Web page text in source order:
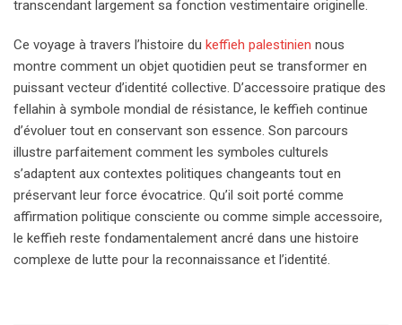
transcendant largement sa fonction vestimentaire originelle.
Ce voyage à travers l’histoire du keffieh palestinien nous
montre comment un objet quotidien peut se transformer en
puissant vecteur d’identité collective. D’accessoire pratique des
fellahin à symbole mondial de résistance, le keffieh continue
d’évoluer tout en conservant son essence. Son parcours
illustre parfaitement comment les symboles culturels
s’adaptent aux contextes politiques changeants tout en
préservant leur force évocatrice. Qu’il soit porté comme
affirmation politique consciente ou comme simple accessoire,
le keffieh reste fondamentalement ancré dans une histoire
complexe de lutte pour la reconnaissance et l’identité.